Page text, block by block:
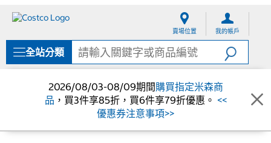
單
賣場位置 我的帳戶
全站分類
2026/08/03-08/09期間購買指定米森商
品 ，買3件享85折，買6件享79折優惠。 <<
優惠券注意事項>>